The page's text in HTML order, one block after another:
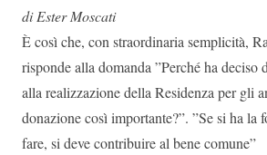
di Ester Moscati
È così che, con straordinaria semplicità,
risponde alla domanda ”Perché ha
alla realizzazione della Residenza per gli
donazione così importante?”. ”Se si ha
fare, si deve contribuire al bene comune”